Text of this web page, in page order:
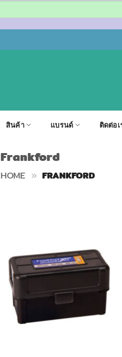
สินค้า แบรนด์ ติดต่อเ
Frankford
HOME » FRANKFORD